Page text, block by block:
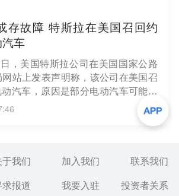
存故障 特斯拉在美国召回约
车
，美国特斯拉公司在美国国家公路
站上发表声明称，该公司在美国召
汽车，原因是部分电动汽车可能存
，后视摄
缩小驾驶员的视野范围，增加车祸风
用于特斯拉于2024年至2025年间生产
和Model Y SUV型汽车。根据美国国
次召回，涉及超过500万辆汽车。
于我们 加入我们
联系我们
报道 我要入驻 投资者关系